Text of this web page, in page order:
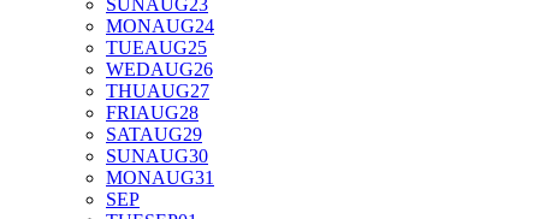
MONAUG24
TUEAUG25
WEDAUG26
THUAUG27
FRIAUG28
SATAUG29
SUNAUG30
MONAUG31
SEP